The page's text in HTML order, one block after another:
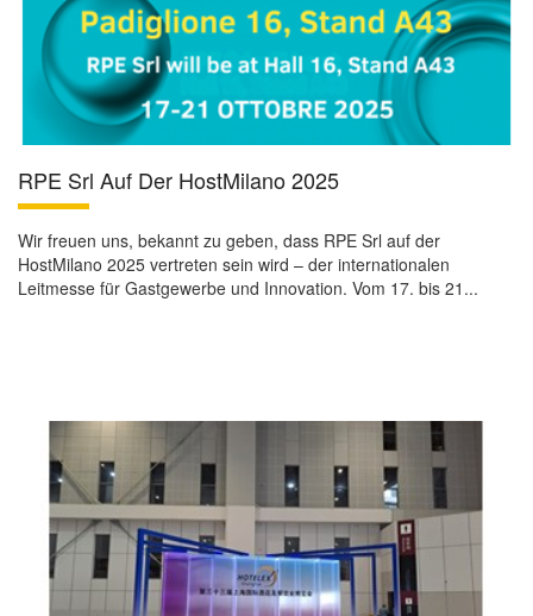
RPE Srl Auf Der HostMilano 2025
Wir freuen uns, bekannt zu geben, dass RPE Srl auf der
HostMilano 2025 vertreten sein wird – der internationalen
Leitmesse für Gastgewerbe und Innovation. Vom 17. bis 21...